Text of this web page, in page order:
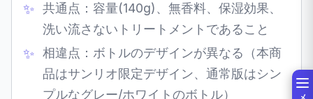
共通点：容量(140g)、無香料、保湿効果、
洗い流さないトリートメントであること
相違点：ボトルのデザインが異なる（本商
品はサンリオ限定デザイン、通常版はシン
プルなグレー/ホワイトのボトル）